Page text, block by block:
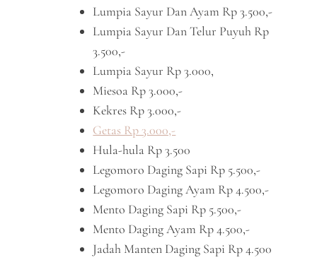
Lumpia Sayur Dan Ayam Rp 3.500,-
Lumpia Sayur Dan Telur Puyuh Rp
3.500,-
Lumpia Sayur Rp 3.000,
Miesoa Rp 3.000,-
Kekres Rp 3.000,-
Getas Rp 3.000,-
Hula-hula Rp 3.500
Legomoro Daging Sapi Rp 5.500,-
Legomoro Daging Ayam Rp 4.500,-
Mento Daging Sapi Rp 5.500,-
Mento Daging Ayam Rp 4.500,-
Jadah Manten Daging Sapi Rp 4.500